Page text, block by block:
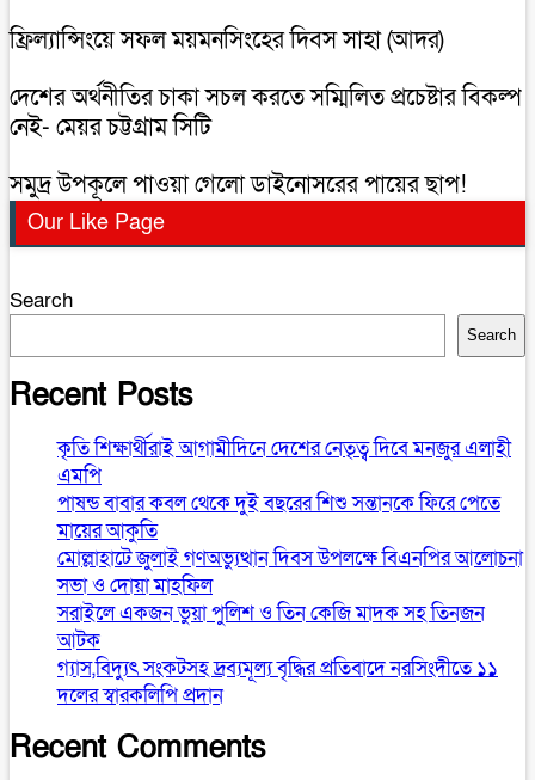
ফ্রিল্যান্সিংয়ে সফল ময়মনসিংহের দিবস সাহা (আদর)
দেশের অর্থনীতির চাকা সচল করতে সম্মিলিত প্রচেষ্টার বিকল্প
নেই- মেয়র চট্টগ্রাম সিটি
সমুদ্র উপকূলে পাওয়া গেলো ডাইনোসরের পায়ের ছাপ!
Our Like Page
Search
Search
Recent Posts
কৃতি শিক্ষার্থীরাই আগামীদিনে দেশের নেতৃত্ব দিবে মনজুর এলাহী
এমপি
পাষন্ড বাবার কবল থেকে দুই বছরের শিশু সন্তানকে ফিরে পেতে
মায়ের আকুতি
মোল্লাহাটে জুলাই গণঅভ্যুত্থান দিবস উপলক্ষে বিএনপির আলোচনা
সভা ও দোয়া মাহফিল
সরাইলে একজন ভুয়া পুলিশ ও তিন কেজি মাদক সহ তিনজন
আটক
গ্যাস,বিদ্যুৎ সংকটসহ দ্রব্যমূল্য বৃদ্ধির প্রতিবাদে নরসিংদীতে ১১
দলের স্বারকলিপি প্রদান
Recent Comments